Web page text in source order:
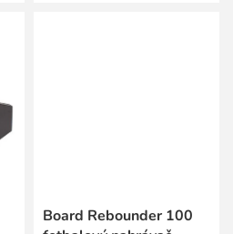
Board Rebounder 100